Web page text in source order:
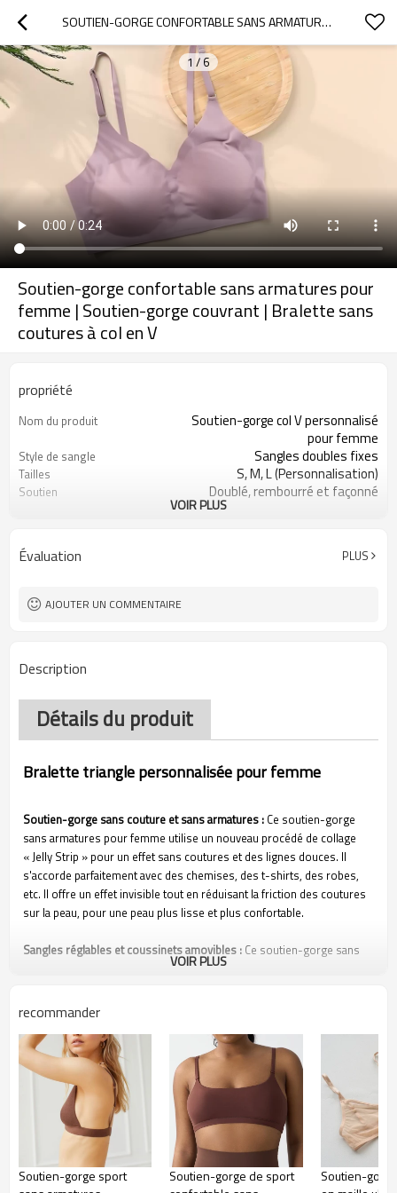
SOUTIEN-GORGE CONFORTABLE SANS ARMATURES POUR FEMME | SOUTIEN-GORGE COUVRANT | BRALETTE SANS COUTURES À COL EN V
1 / 6
Soutien-gorge confortable sans armatures pour
femme | Soutien-gorge couvrant | Bralette sans
coutures à col en V
propriété
Nom du produit
Soutien-gorge col V personnalisé
pour femme
Style de sangle Sangles doubles fixes
Tailles S, M, L (Personnalisation)
Soutien Doublé, rembourré et façonné
Artisanat
Conseils d'entretien Lavage en machine
commande
VOIR PLUS
Évaluation PLUS
AJOUTER UN COMMENTAIRE
Description
Détails du produit
Bralette triangle personnalisée pour femme
Soutien-gorge sans couture et sans armatures : Ce soutien-gorge
sans armatures pour femme utilise un nouveau procédé de collage
« Jelly Strip » pour un effet sans coutures et des lignes douces. Il
s'accorde parfaitement avec des chemises, des t-shirts, des robes,
etc. Il offre un effet invisible tout en réduisant la friction des coutures
sur la peau, pour une peau plus lisse et plus confortable.
Sangles réglables et coussinets amovibles : Ce soutien-gorge sans
armatures pour femme est doté de bretelles élastiques souples et
dos croisé. Le coussinet amovible offre un effet push-up et liftant
Tissu super doux et respirant : Ce soutien-gorge sans armatures pour
femme est confectionné dans un tissu doux et soyeux, confortable et
respirant, pour vous garder au sec toute la journée. Sa coupe
couvrante maintient le soutien-gorge en place et évite les ajustements
fréquents.
VOIR PLUS
recommander
Soutien-gorge sport
Soutien-gorge de sport
Soutien-